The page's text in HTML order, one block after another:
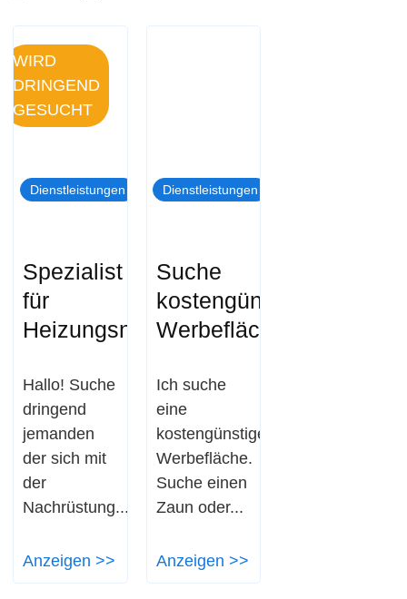
WIRD
DRINGEND
GESUCHT
Dienstleistungen
Spezialist
für
Heizungsnachrüstung
Hallo! Suche
dringend
jemanden
der sich mit
der
Nachrüstung...
Anzeigen >>
Dienstleistungen
Suche
kostengünstige
Werbefläche
Ich suche
eine
kostengünstige
Werbefläche.
Suche einen
Zaun oder...
Anzeigen >>